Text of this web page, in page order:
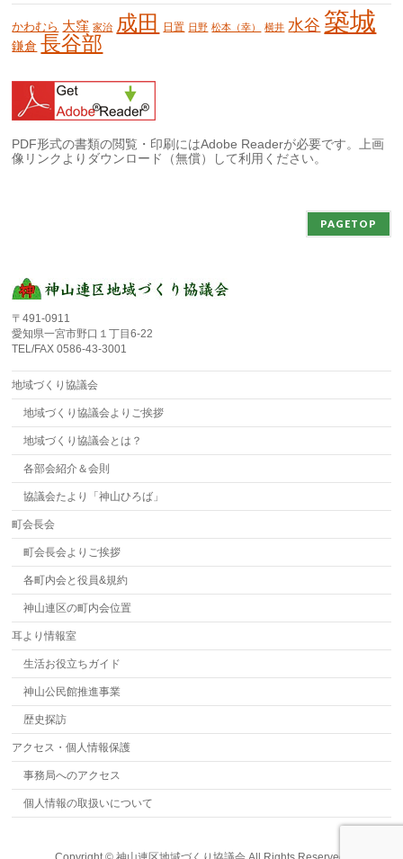
かわむら 大窪 家治 成田 日置 日野 松本（幸） 横井 水谷 築城
鎌倉 長谷部
PDF形式の書類の閲覧・印刷にはAdobe Readerが必要です。上画
像リンクよりダウンロード（無償）して利用ください。
PAGETOP
〒491-0911
愛知県一宮市野口１丁目6-22
TEL/FAX 0586-43-3001
地域づくり協議会
地域づくり協議会よりご挨拶
地域づくり協議会とは？
各部会紹介＆会則
協議会たより「神山ひろば」
町会長会
町会長会よりご挨拶
各町内会と役員&規約
神山連区の町内会位置
耳より情報室
生活お役立ちガイド
神山公民館推進事業
歴史探訪
アクセス・個人情報保護
事務局へのアクセス
個人情報の取扱いについて